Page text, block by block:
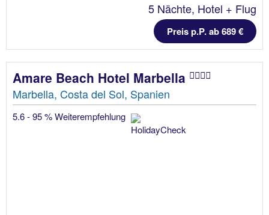
5 Nächte, Hotel + Flug
Preis p.P. ab 689 €
Amare Beach Hotel Marbella
Marbella, Costa del Sol, Spanien
5.6 - 95 % Weiterempfehlung